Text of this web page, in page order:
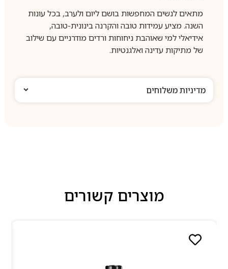
מתאים לנשים המחפשות בושם ליום ולערב, בכל עונות
השנה. מציע עמידות טובה והקרנה בינונית-טובה,
אידיאלי למי שאוהבת ניחוחות ורדים מודרניים עם שילוב
של מתיקות עדינה ואלגנטיות.
מדיניות משלוחים
מוצרים קשורים